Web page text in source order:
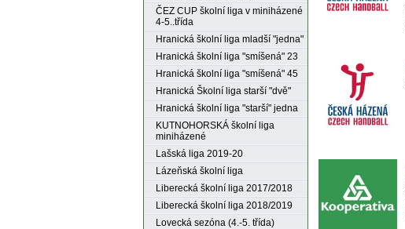
ČEZ CUP školní liga v miniházené
4-5..třída
Hranická školní liga mladší "jedna"
Hranická školní liga "smíšená" 23
Hranická školní liga "smíšená" 45
Hranická Školní liga starší "dvě"
Hranická školní liga "starší" jedna
KUTNOHORSKÁ školní liga
miniházené
Lašská liga 2019-20
Lázeňská školní liga
Liberecká školní liga 2017/2018
Liberecká školní liga 2018/2019
Lovecká sezóna (4.-5. třída)